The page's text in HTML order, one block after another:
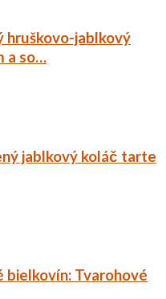
hruškovo-jablkový
a so…
jablkový koláč tarte
bielkovín: Tvarohové